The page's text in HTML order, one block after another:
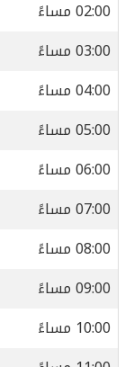
02:00 مساءً
03:00 مساءً
04:00 مساءً
05:00 مساءً
06:00 مساءً
07:00 مساءً
08:00 مساءً
09:00 مساءً
10:00 مساءً